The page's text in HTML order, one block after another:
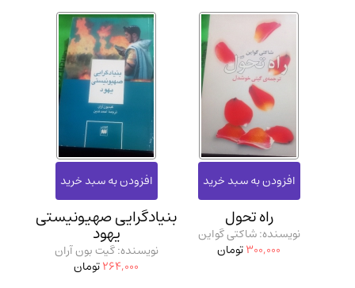
راه تحول
نویسنده: شاکتی گواین
300,000تومان
بنیادگرایی صهیونیستی
یهود
نویسنده: گیت بون آران
264,000تومان